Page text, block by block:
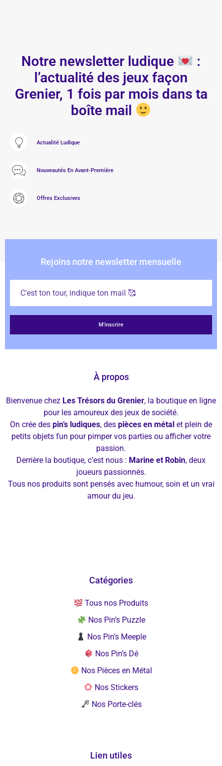
Notre newsletter ludique
:
l’actualité des jeux façon
Grenier, 1 fois par mois dans ta
boîte mail
Actualité Ludique
Nouveautés En Avant-Première
Offres Exclusives
Rejoins notre newsletter mensuelle
À propos
Bienvenue chez Les Trésors du Grenier, la boutique en ligne
pour les amoureux des jeux de société.
On crée des pin’s ludiques, des pièces en métal et plein de
petits objets fun pour pimper vos parties ou afficher votre
passion.
Derrière la boutique, c’est nous : Marine et Robin, deux
joueurs passionnés.
Tous nos produits sont pensés avec humour, soin et un vrai
amour du jeu.
Catégories
Tous nos Produits
Nos Pin’s Puzzle
Nos Pin’s Meeple
Nos Pin’s Dé
Nos Pièces en Métal
Nos Stickers
Nos Porte-clés
Lien utiles